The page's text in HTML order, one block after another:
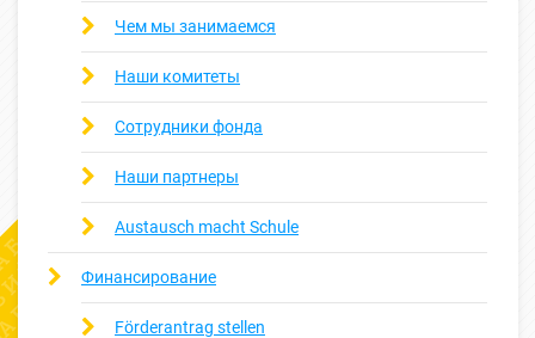
Чем мы занимаемся
Наши комитеты
Сотрудники фонда
Наши партнеры
Austausch macht Schule
Финансирование
Förderantrag stellen